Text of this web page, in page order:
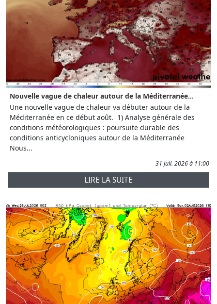
Nouvelle vague de chaleur autour de la Méditerranée...
Une nouvelle vague de chaleur va débuter autour de la
Méditerranée en ce début août. 1) Analyse générale des
conditions météorologiques : poursuite durable des
conditions anticycloniques autour de la Méditerranée
Nous...
31 juil. 2026 à 11:00
LIRE LA SUITE